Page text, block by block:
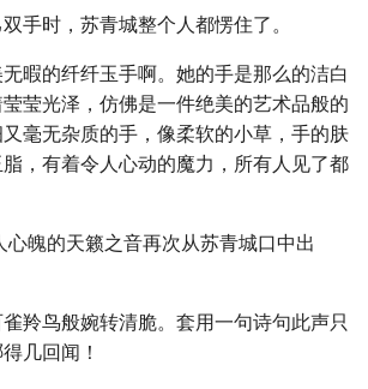
手时，苏青城整个人都愣住了。
暇的纤纤玉手啊。她的手是那么的洁白
莹光泽，仿佛是一件绝美的艺术品般的
毫无杂质的手，像柔软的小草，手的肤
，有着令人心动的魔力，所有人见了都
心魄的天籁之音再次从苏青城口中出
羚鸟般婉转清脆。套用一句诗句此声只
几回闻！